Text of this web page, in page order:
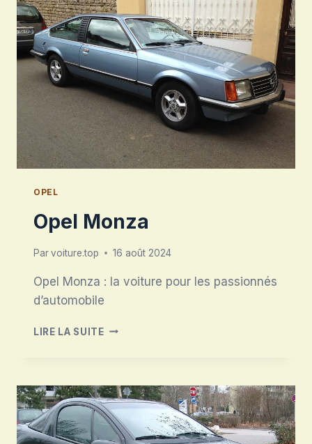
OPEL
Opel Monza
Parvoiture.top 16 août 2024
Opel Monza : la voiture pour les passionnés
d’automobile
LIRE LA SUITEOPEL